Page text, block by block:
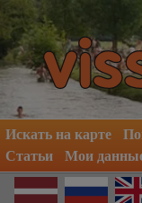
Искать на карте
Статьи
Мои